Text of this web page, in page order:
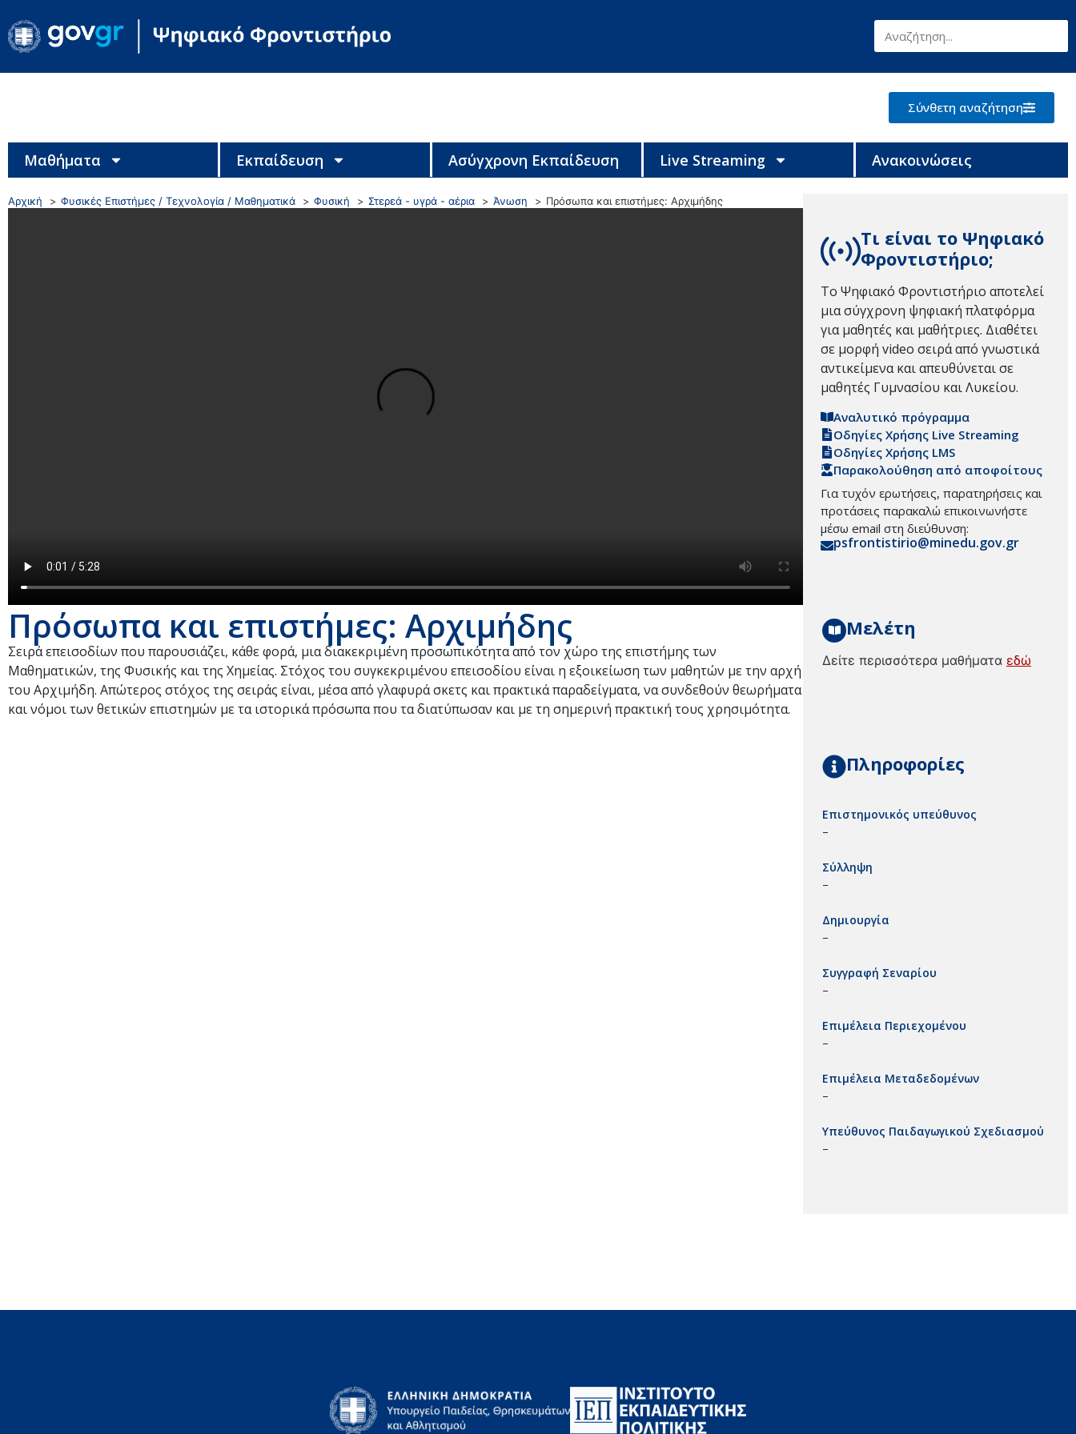
Σύνθετη αναζήτηση
Μαθήματα Εκπαίδευση Ασύγχρονη Εκπαίδευση Live Streaming Ανακοινώσεις
Αρχική Φυσικές Επιστήμες / Τεχνολογία / Μαθηματικά Φυσική Στερεά - υγρά - αέρια Άνωση Πρόσωπα και επιστήμες: Αρχιμήδης
Πρόσωπα και επιστήμες: Αρχιμήδης
Σειρά επεισοδίων που παρουσιάζει, κάθε φορά, μια διακεκριμένη προσωπικότητα από τον χώρο της επιστήμης των
Μαθηματικών, της Φυσικής και της Χημείας. Στόχος του συγκεκριμένου επεισοδίου είναι η εξοικείωση των μαθητών με την αρχή
του Αρχιμήδη. Απώτερος στόχος της σειράς είναι, μέσα από γλαφυρά σκετς και πρακτικά παραδείγματα, να συνδεθούν θεωρήματα
και νόμοι των θετικών επιστημών με τα ιστορικά πρόσωπα που τα διατύπωσαν και με τη σημερινή πρακτική τους χρησιμότητα.
Τι είναι το Ψηφιακό
Φροντιστήριο;
Το Ψηφιακό Φροντιστήριο αποτελεί
μια σύγχρονη ψηφιακή πλατφόρμα
για μαθητές και μαθήτριες. Διαθέτει
σε μορφή video σειρά από γνωστικά
αντικείμενα και απευθύνεται σε
μαθητές Γυμνασίου και Λυκείου.
Αναλυτικό πρόγραμμα
Οδηγίες Χρήσης Live Streaming
Οδηγίες Χρήσης LMS
Παρακολούθηση από αποφοίτους
Για τυχόν ερωτήσεις, παρατηρήσεις και
προτάσεις παρακαλώ επικοινωνήστε
μέσω email στη διεύθυνση:
psfrontistirio@minedu.gov.gr
Μελέτη
Δείτε περισσότερα μαθήματα εδώ
Πληροφορίες
Επιστημονικός υπεύθυνος
–
Σύλληψη
–
Δημιουργία
–
Συγγραφή Σεναρίου
–
Επιμέλεια Περιεχομένου
–
Επιμέλεια Μεταδεδομένων
–
Υπεύθυνος Παιδαγωγικού Σχεδιασμού
–